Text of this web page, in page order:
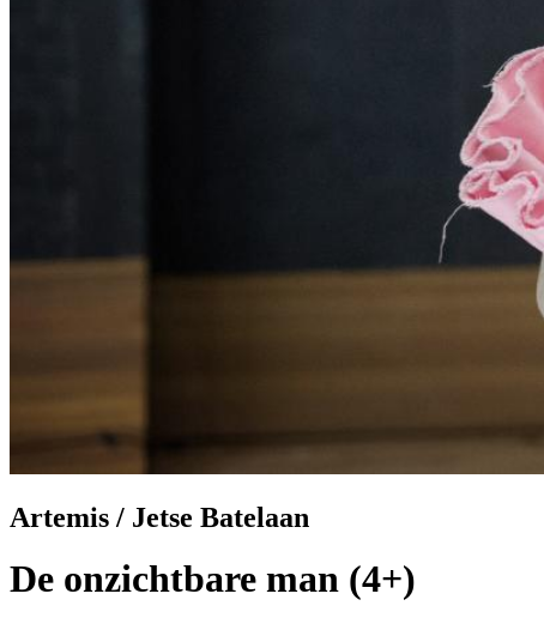
Artemis / Jetse Batelaan
De onzichtbare man (4+)